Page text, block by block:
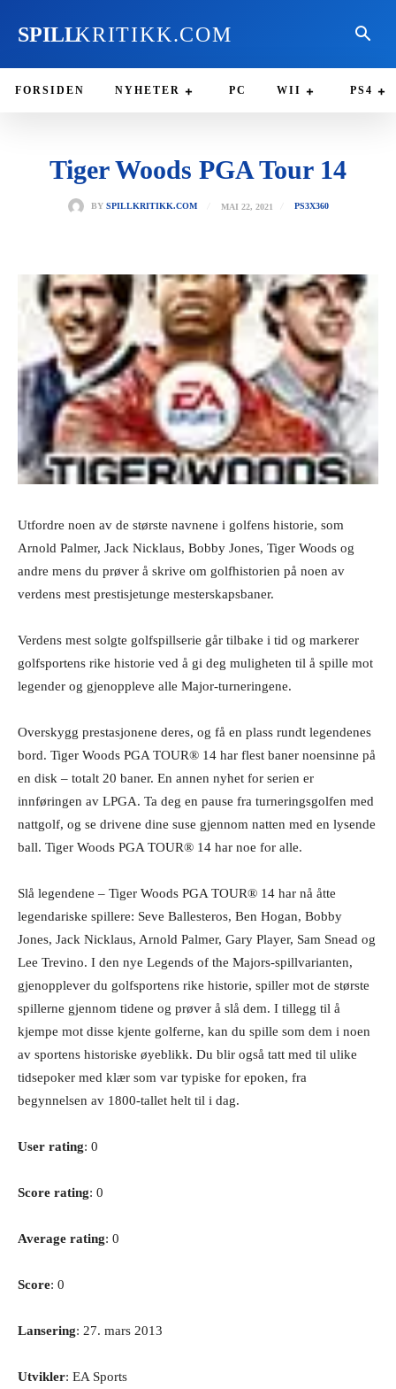
SPILLKRITIKK.COM
FORSIDEN NYHETER PC WII PS4
Tiger Woods PGA Tour 14
BY SPILLKRITIKK.COM MAI 22, 2021 PS3X360
Utfordre noen av de største navnene i golfens historie, som
Arnold Palmer, Jack Nicklaus, Bobby Jones, Tiger Woods og
andre mens du prøver å skrive om golfhistorien på noen av
verdens mest prestisjetunge mesterskapsbaner.
Verdens mest solgte golfspillserie går tilbake i tid og markerer
golfsportens rike historie ved å gi deg muligheten til å spille mot
legender og gjenoppleve alle Major-turneringene.
Overskygg prestasjonene deres, og få en plass rundt legendenes
bord. Tiger Woods PGA TOUR® 14 har flest baner noensinne på
en disk – totalt 20 baner. En annen nyhet for serien er
innføringen av LPGA. Ta deg en pause fra turneringsgolfen med
nattgolf, og se drivene dine suse gjennom natten med en lysende
ball. Tiger Woods PGA TOUR® 14 har noe for alle.
Slå legendene – Tiger Woods PGA TOUR® 14 har nå åtte
legendariske spillere: Seve Ballesteros, Ben Hogan, Bobby
Jones, Jack Nicklaus, Arnold Palmer, Gary Player, Sam Snead og
Lee Trevino. I den nye Legends of the Majors-spillvarianten,
gjenopplever du golfsportens rike historie, spiller mot de største
spillerne gjennom tidene og prøver å slå dem. I tillegg til å
kjempe mot disse kjente golferne, kan du spille som dem i noen
av sportens historiske øyeblikk. Du blir også tatt med til ulike
tidsepoker med klær som var typiske for epoken, fra
begynnelsen av 1800-tallet helt til i dag.
User rating: 0
Score rating: 0
Average rating: 0
Score: 0
Lansering: 27. mars 2013
Utvikler: EA Sports